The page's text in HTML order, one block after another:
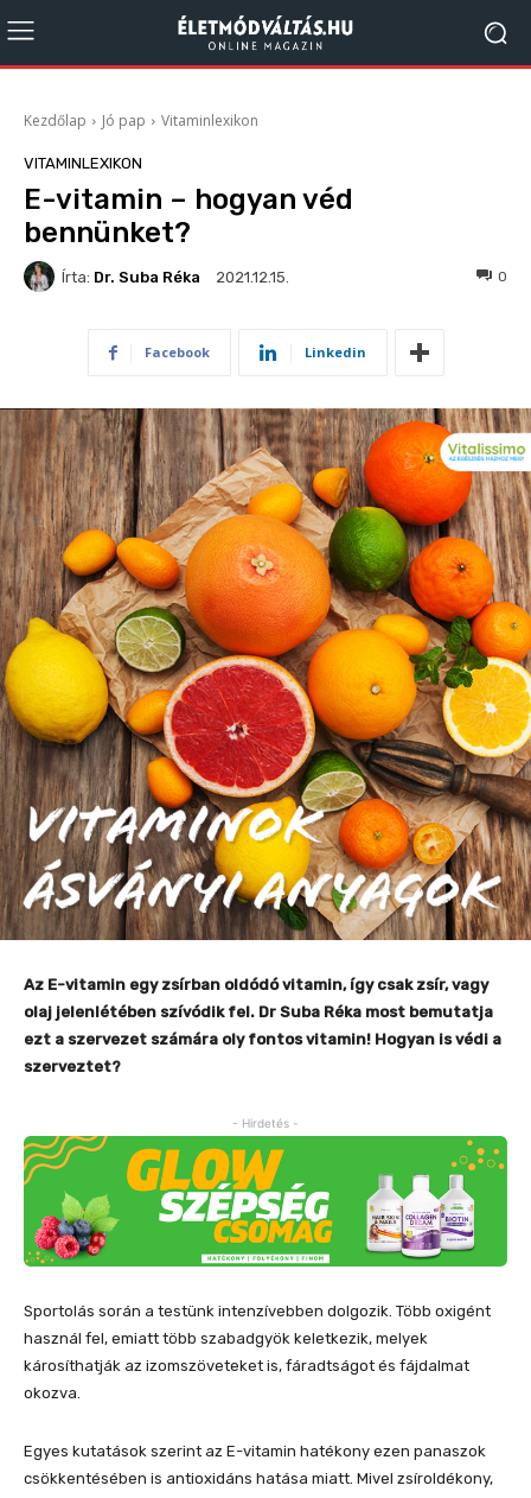
Kezdőlap Jó pap Vitaminlexikon
VITAMINLEXIKON
E-vitamin – hogyan véd
bennünket?
Írta: Dr. Suba Réka 2021.12.15. 0
Facebook Linkedin
Az E-vitamin egy zsírban oldódó vitamin, így csak zsír, vagy
olaj jelenlétében szívódik fel. Dr Suba Réka most bemutatja
ezt a szervezet számára oly fontos vitamin! Hogyan is védi a
szerveztet?
- Hirdetés -
Sportolás során a testünk intenzívebben dolgozik. Több oxigént
használ fel, emiatt több szabadgyök keletkezik, melyek
károsíthatják az izomszöveteket is, fáradtságot és fájdalmat
okozva.
Egyes kutatások szerint az E-vitamin hatékony ezen panaszok
csökkentésében is antioxidáns hatása miatt. Mivel zsíroldékony,